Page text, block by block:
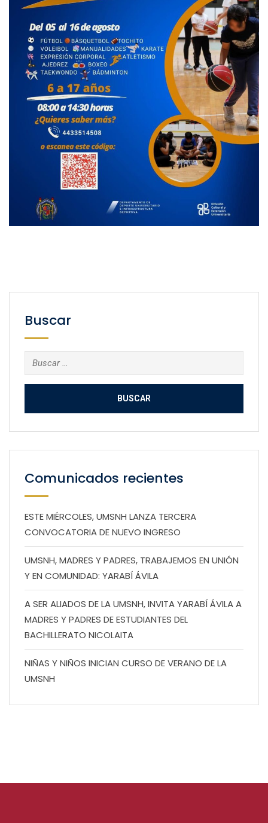
Buscar
Buscar:
Comunicados recientes
ESTE MIÉRCOLES, UMSNH LANZA TERCERA
CONVOCATORIA DE NUEVO INGRESO
UMSNH, MADRES Y PADRES, TRABAJEMOS EN UNIÓN
Y EN COMUNIDAD: YARABÍ ÁVILA
A SER ALIADOS DE LA UMSNH, INVITA YARABÍ ÁVILA A
MADRES Y PADRES DE ESTUDIANTES DEL
BACHILLERATO NICOLAITA
NIÑAS Y NIÑOS INICIAN CURSO DE VERANO DE LA
UMSNH